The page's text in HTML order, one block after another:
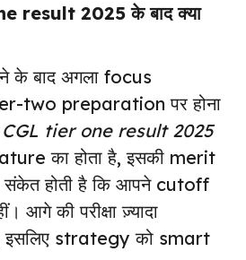
result 2025 के बाद क्या
के बाद अगला focus
two preparation पर होना
CGL tier one result 2025
का होता है, इसकी merit
संकेत होती है कि आपने cutoff
आगे की परीक्षा ज़्यादा
इसलिए strategy को smart